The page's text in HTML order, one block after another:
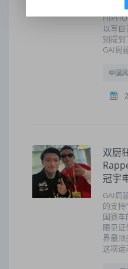
谈到
以写
别提
GAI周
中国
双厨
冠宇
GAI周
的支持
国赛
眼见
界最
这项运